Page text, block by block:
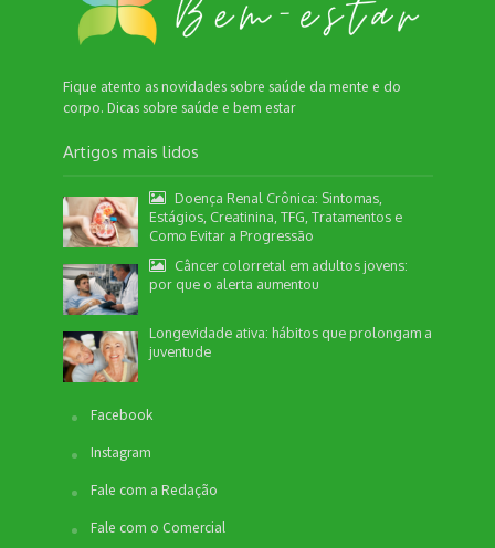
Fique atento as novidades sobre saúde da mente e do
corpo. Dicas sobre saúde e bem estar
Artigos mais lidos
Doença Renal Crônica: Sintomas,
Estágios, Creatinina, TFG, Tratamentos e
Como Evitar a Progressão
Câncer colorretal em adultos jovens:
por que o alerta aumentou
Longevidade ativa: hábitos que prolongam a
juventude
Facebook
Instagram
Fale com a Redação
Fale com o Comercial